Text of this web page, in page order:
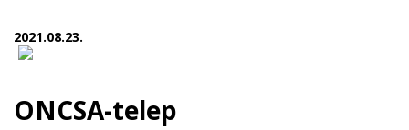
2021.08.23.
ONCSA-telep